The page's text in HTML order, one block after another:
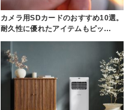
カメラ用SDカードのおすすめ10選。
耐久性に優れたアイテムもピッ…